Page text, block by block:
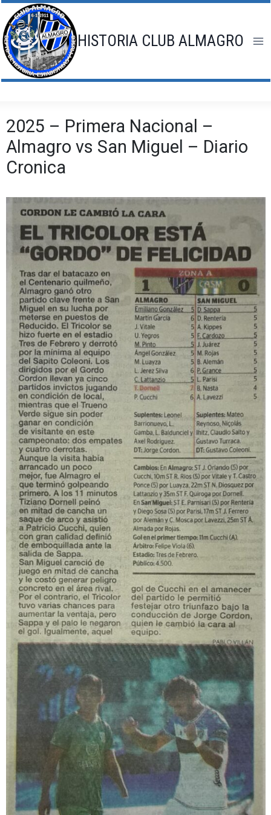
Saltar
al
contenido
HISTORIA CLUB ALMAGRO
2025 – Primera Nacional –
Almagro vs San Miguel – Diario
Cronica